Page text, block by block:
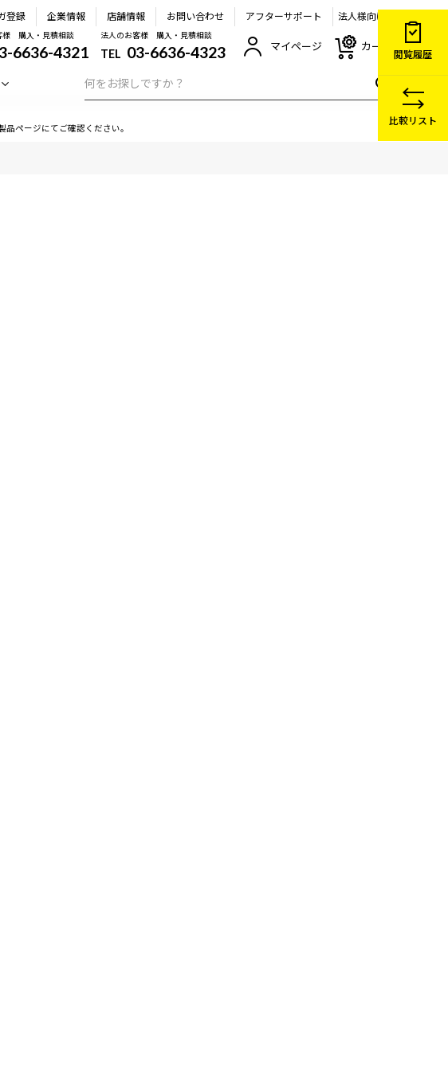
登録 企業情報 店舗情報 お問い合わせ アフターサポート 法人様向け
様 購入・見積相談
6636-4321
法人のお客様 購入・見積相談
TEL 03-6636-4323 マイページ カート
ページにてご確認ください。
閲覧履歴
比較リスト